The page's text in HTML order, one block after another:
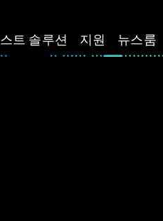
트 솔루션 지원 뉴스룸